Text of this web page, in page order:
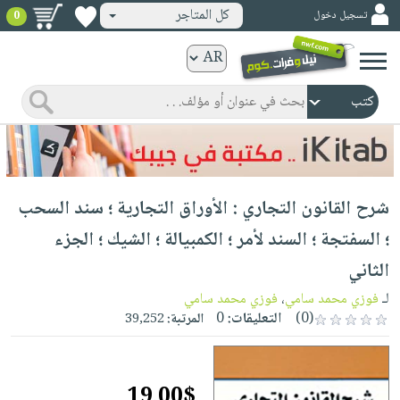
ورقية
المواضيع
صدر
حديثاً
الأكثر
مبيعاً
جوائز
مخفض
عروض
خاصة
مشوقة
كتب
الكترونية
الرئيسية
صدر
حديثاً
الأكثر
مبيعاً
كتب
مجانية
كتب
صوتية
الصفحة
الرئيسية
masmu3
حدود
أطفال
وناشئة
الصفحةوسائل
تسجيل دخول كل المتاجر 0
شرح القانون التجاري : الأوراق التجارية ؛ سند السحب
؛ السفتجة ؛ السند لأمر ؛ الكمبيالة ؛ الشيك ؛ الجزء
الثاني
لـفوزي محمد سامي، فوزي محمد سامي
(0)
التعليقات:0 المرتبة:39,252